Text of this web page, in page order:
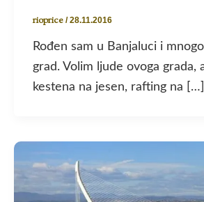
rioprice /28.11.2016
Rođen sam u Banjaluci i
grad. Volim ljude ovoga grada,
kestena na jesen, rafting na […]